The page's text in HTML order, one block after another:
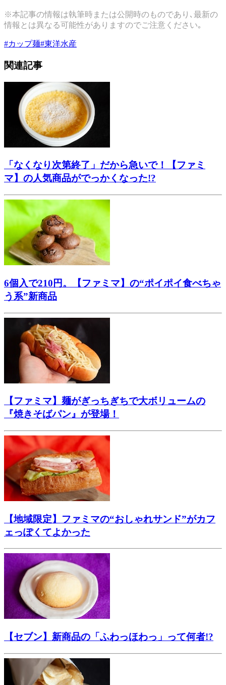
※本記事の情報は執筆時または公開時のものであり､最新の
情報とは異なる可能性がありますのでご注意ください｡
#カップ麺#東洋水産
関連記事
「なくなり次第終了」だから急いで！【ファミ
マ】の人気商品がでっかくなった!?
6個入で210円。【ファミマ】の“ポイポイ食べちゃ
う系”新商品
【ファミマ】麺がぎっちぎちで大ボリュームの
『焼きそばパン』が登場！
【地域限定】ファミマの“おしゃれサンド”がカフ
ェっぽくてよかった
【セブン】新商品の「ふわっほわっ」って何者!?